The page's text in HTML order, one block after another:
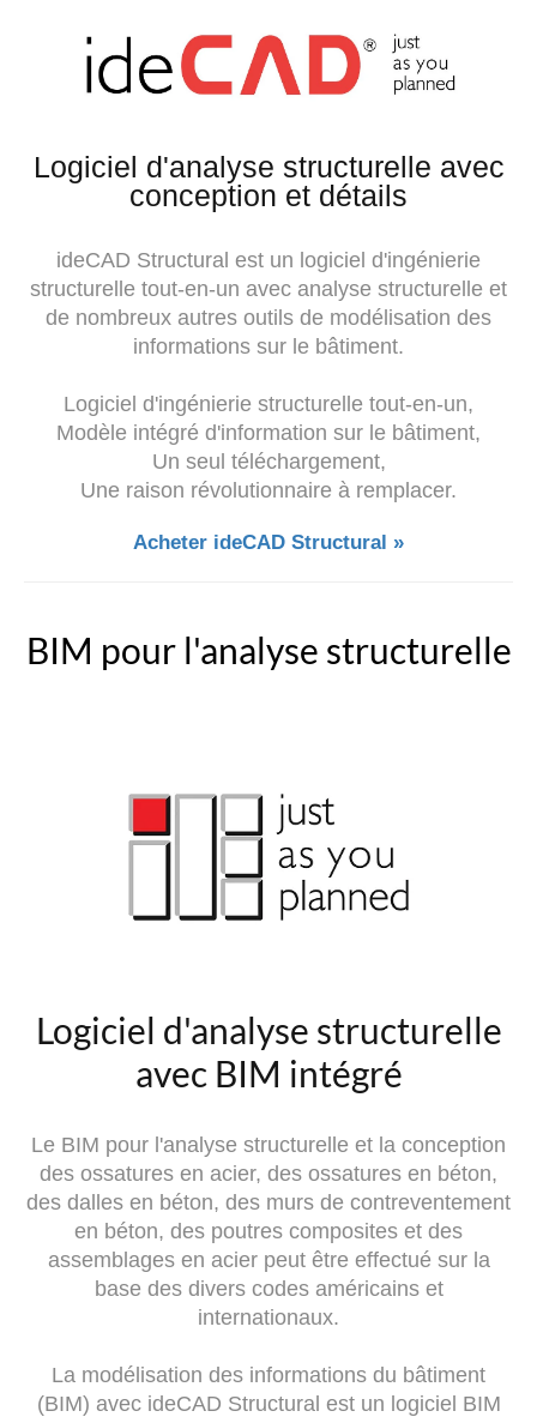
Logiciel d'analyse structurelle avec
conception et détails
ideCAD Structural est un logiciel d'ingénierie
structurelle tout-en-un avec analyse structurelle et
de nombreux autres outils de modélisation des
informations sur le bâtiment.
Logiciel d'ingénierie structurelle tout-en-un,
Modèle intégré d'information sur le bâtiment,
Un seul téléchargement,
Une raison révolutionnaire à remplacer.
Acheter ideCAD Structural »
BIM pour l'analyse structurelle
Logiciel d'analyse structurelle
avec BIM intégré
Le BIM pour l'analyse structurelle et la conception
des ossatures en acier, des ossatures en béton,
des dalles en béton, des murs de contreventement
en béton, des poutres composites et des
assemblages en acier peut être effectué sur la
base des divers codes américains et
internationaux.
La modélisation des informations du bâtiment
(BIM) avec ideCAD Structural est un logiciel BIM